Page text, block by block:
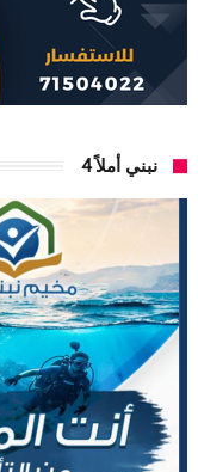
نبني أملاً 4